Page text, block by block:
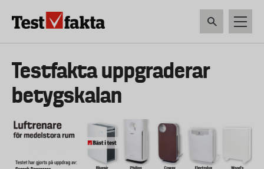
Huvudmeny
ny
Testfakta uppgraderar
betygskalan